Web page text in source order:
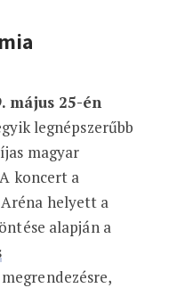
május 25-én
legnépszerűbb
magyar
koncert a
helyett a
alapján a